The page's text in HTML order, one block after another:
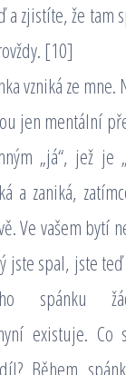
a zjistíte, že tam
[10]
vzniká ze mne.
jen mentální
„já“, jež je
a zaniká,
Ve vašem bytí
jste spal, jste
spánku
existuje.
Během